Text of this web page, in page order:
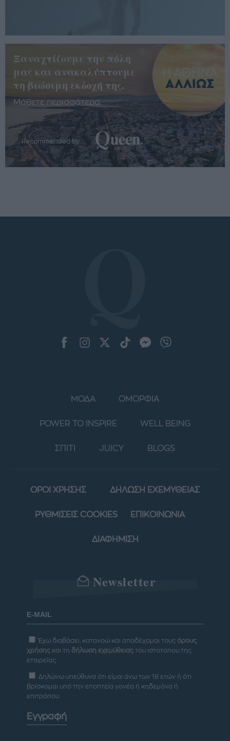
Ξαναχτίζουμε την πόλη
μας και ανακαλύπτουμε
τη βιώσιμη εκδοχή της.
Μάθετε περισσότερα
Recommended by
ΜΟΔΑ ΟΜΟΡΦΙΑ
POWER TO INSPIRE WELL BEING
ΣΠΙΤΙ JUICY BLOGS
ΟΡΟΙ ΧΡΗΣΗΣ ΔΗΛΩΣΗ ΕΧΕΜΥΘΕΙΑΣ
ΡΥΘΜΙΣΕΙΣ COOKIES ΕΠΙΚΟΙΝΩΝΙΑ
ΔΙΑΦΗΜΙΣΗ
Newsletter
Έχω διαβάσει, κατανοώ και αποδέχομαι τους όρους
χρήσης και τη δήλωση εχεμύθειας του ιστοτόπου της
εταιρείας
Δηλώνω υπεύθυνα ότι είμαι άνω των 18 ετών ή ότι
βρίσκομαι υπό την εποπτεία γονέα ή κηδεμόνα ή
επιτρόπου
Εγγραφή